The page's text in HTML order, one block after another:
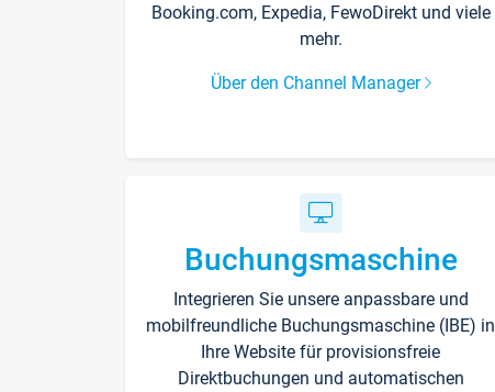
Booking.com, Expedia, FewoDirekt und viele
mehr.
Über den Channel Manager
Buchungsmaschine
Integrieren Sie unsere anpassbare und
mobilfreundliche Buchungsmaschine (IBE) in
Ihre Website für provisionsfreie
Direktbuchungen und automatischen